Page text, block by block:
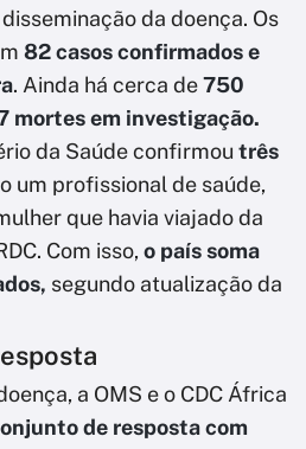
da doença. Os
82 casos confirmados e
. Ainda há cerca de750
mortes em investigação.
da Saúde confirmou três
um profissional de saúde,
que havia viajado da
Com isso, o país soma
segundo atualização da
a OMS e o CDC África
de resposta com